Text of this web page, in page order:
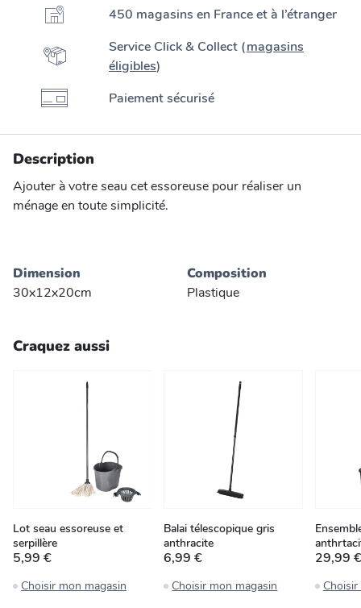
450 magasins en France et à l’étranger
Service Click & Collect (magasins
éligibles)
Paiement sécurisé
Description
Ajouter à votre seau cet essoreuse pour réaliser un
ménage en toute simplicité.
Dimension
30x12x20cm
Composition
Plastique
Craquez aussi
Lot seau essoreuse et
serpillère
5,99 €
Choisir mon magasin
Balai télescopique gris
anthracite
6,99 €
Choisir mon magasin
29,99 €